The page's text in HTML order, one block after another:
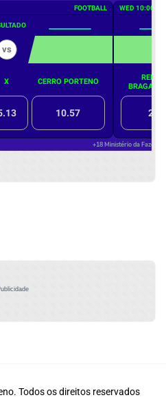
Todos os direitos reservados